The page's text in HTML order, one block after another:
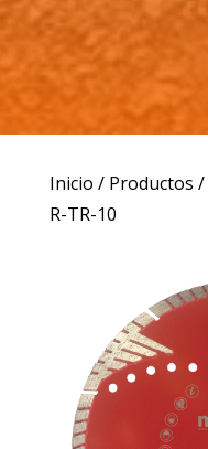
Inicio / Productos /
R-TR-10